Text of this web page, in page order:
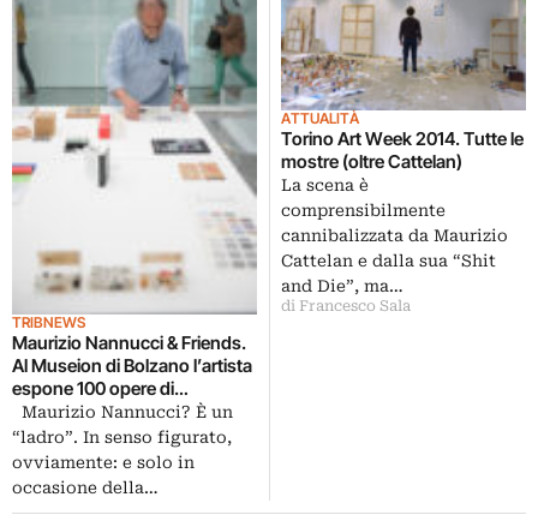
TRIBNEWS
Maurizio Nannucci & Friends.
Al Museion di Bolzano l’artista
espone 100 opere di
importanti artisti da lui raccolte
negli ultimi 50 anni: ecco
qualche immagine in
anteprima
Maurizio Nannucci? È un
“ladro”. In senso figurato,
ovviamente: e solo in
occasione della…
ATTUALITÀ
Torino Art Week 2014. Tutte le
mostre (oltre Cattelan)
La scena è
comprensibilmente
cannibalizzata da Maurizio
Cattelan e dalla sua “Shit
and Die”, ma…
di Francesco Sala